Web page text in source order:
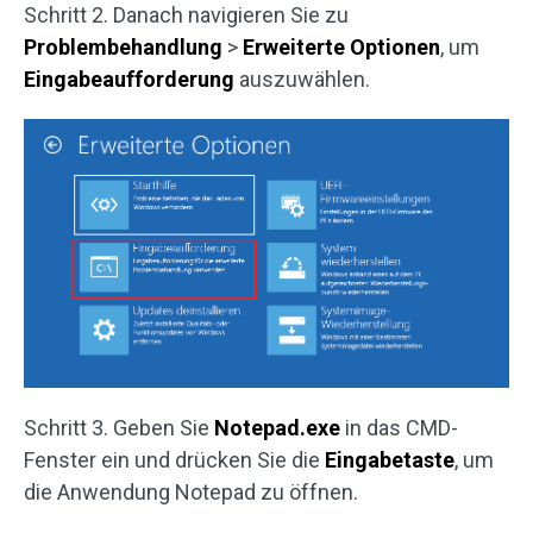
Schritt 2. Danach navigieren Sie zu
Problembehandlung > Erweiterte Optionen, um
Eingabeaufforderung auszuwählen.
Schritt 3. Geben Sie Notepad.exe in das CMD-
Fenster ein und drücken Sie die Eingabetaste, um
die Anwendung Notepad zu öffnen.